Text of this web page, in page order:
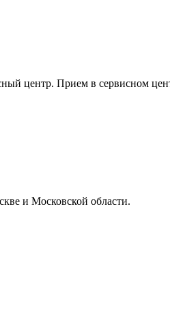
центр. Прием в сервисном
и Московской области.